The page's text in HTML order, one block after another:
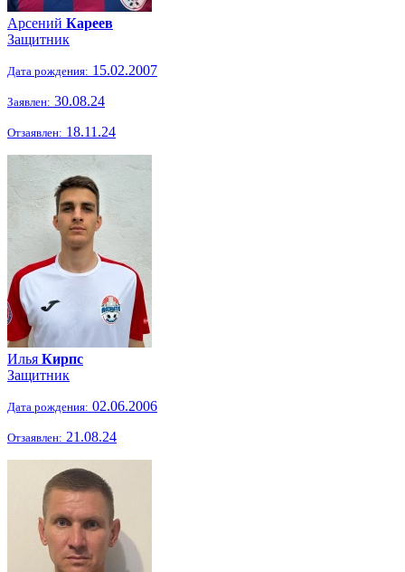
Арсений Кареев
Защитник
Дата рождения: 15.02.2007
Заявлен: 30.08.24
Отзаявлен: 18.11.24
Илья Кирпс
Защитник
Дата рождения: 02.06.2006
Отзаявлен: 21.08.24